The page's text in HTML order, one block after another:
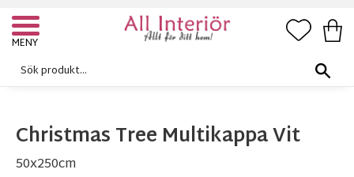
Meny
Christmas Tree Multikappa Vit
50x250cm